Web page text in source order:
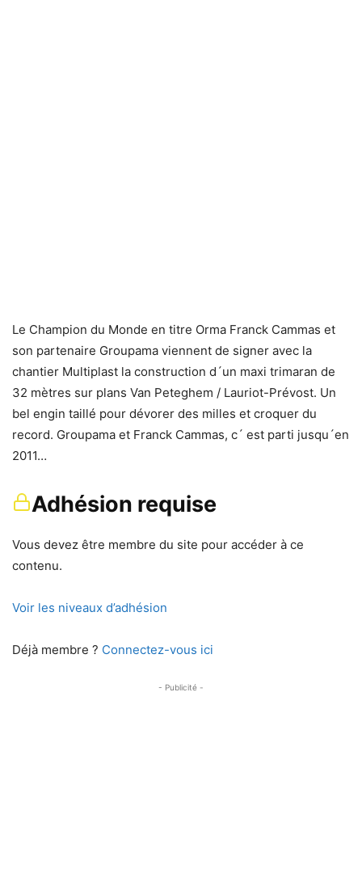
Le Champion du Monde en titre Orma Franck Cammas et
son partenaire Groupama viennent de signer avec la
chantier Multiplast la construction d´un maxi trimaran de
32 mètres sur plans Van Peteghem / Lauriot-Prévost. Un
bel engin taillé pour dévorer des milles et croquer du
record. Groupama et Franck Cammas, c´ est parti jusqu´en
2011…
Adhésion requise
Vous devez être membre du site pour accéder à ce
contenu.
Voir les niveaux d’adhésion
Déjà membre ? Connectez-vous ici
- Publicité -